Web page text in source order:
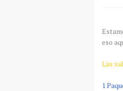
eso
Las
1